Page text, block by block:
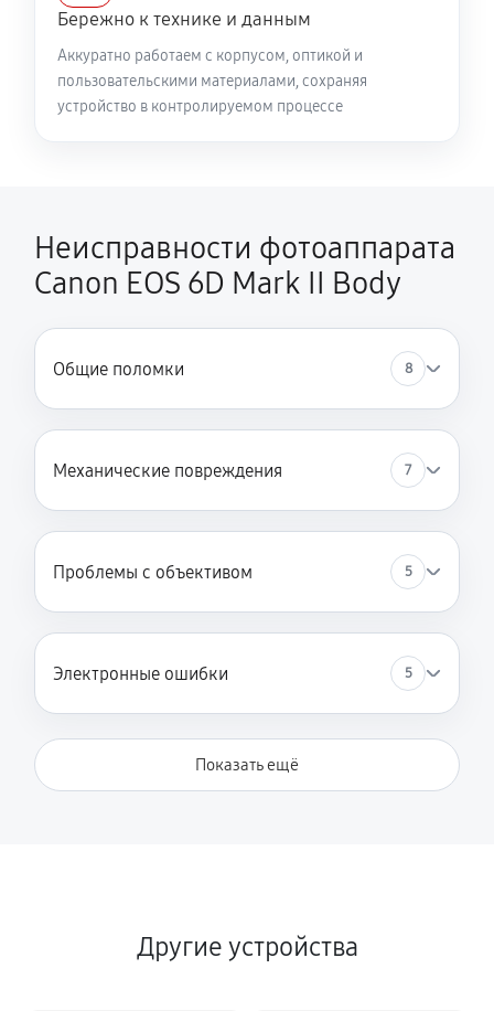
Бережно к технике и данным
Аккуратно работаем с корпусом, оптикой и
пользовательскими материалами, сохраняя
устройство в контролируемом процессе
Неисправности фотоаппарата
Canon EOS 6D Mark II Body
Общие поломки 8
Механические повреждения 7
Проблемы с объективом 5
Электронные ошибки 5
Показать ещё
Другие устройства